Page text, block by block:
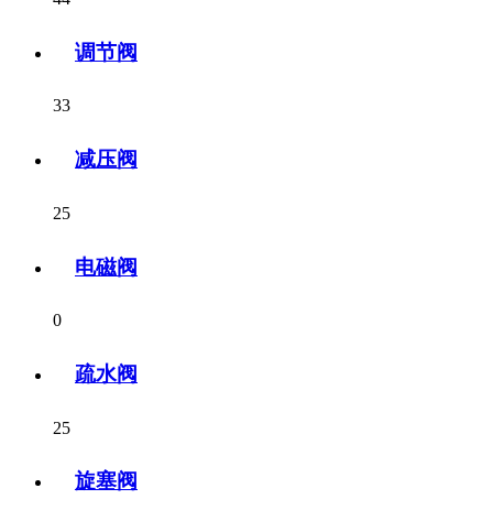
调节阀
33
减压阀
25
电磁阀
0
疏水阀
25
旋塞阀